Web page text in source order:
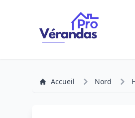
Accueil Nord